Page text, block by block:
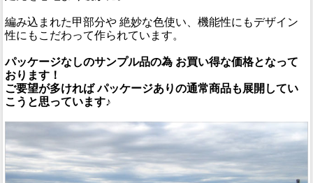
編み込まれた甲部分や 絶妙な色使い、機能性にもデザイン
性にもこだわって作られています。
パッケージなしのサンプル品の為 お買い得な価格となって
おります！
ご要望が多ければ パッケージありの通常商品も展開してい
こうと思っています♪